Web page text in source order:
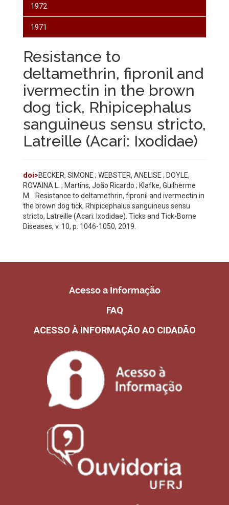
1972
1971
Resistance to
deltamethrin, fipronil and
ivermectin in the brown
dog tick, Rhipicephalus
sanguineus sensu stricto,
Latreille (Acari: Ixodidae)
doi>BECKER, SIMONE ; WEBSTER, ANELISE ; DOYLE,
ROVAINA L. ; Martins, João Ricardo ; Klafke, Guilherme
M. . Resistance to deltamethrin, fipronil and ivermectin in
the brown dog tick, Rhipicephalus sanguineus sensu
stricto, Latreille (Acari: Ixodidae). Ticks and Tick-Borne
Diseases, v. 10, p. 1046-1050, 2019.
Acesso a Informação
FAQ
ACESSO À INFORMAÇÃO AO CIDADÃO